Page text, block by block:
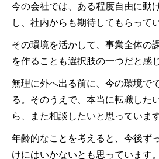
今の会社では、ある程度自由に動
し、社内からも期待してもらって
その環境を活かして、事業全体の
を作ることも選択肢の一つだと感
無理に外へ出る前に、今の環境で
る。そのうえで、本当に転職した
ら、また相談したいと思っています
年齢的なことを考えると、今後ず
けにはいかないとも思っています